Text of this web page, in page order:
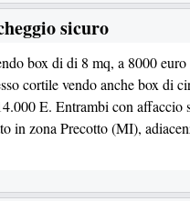
sicuro
box di di 8 mq, a 8000
cortile vendo anche box di
E. Entrambi con affaccio
in zona Precotto (MI),